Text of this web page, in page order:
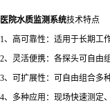
医院水质监测系统技术特点
1、高可靠性：适用于长期工
2、灵活便携：各探头可自由
3、可扩展性：可自由组合多
4、多种应用：现场快速测定